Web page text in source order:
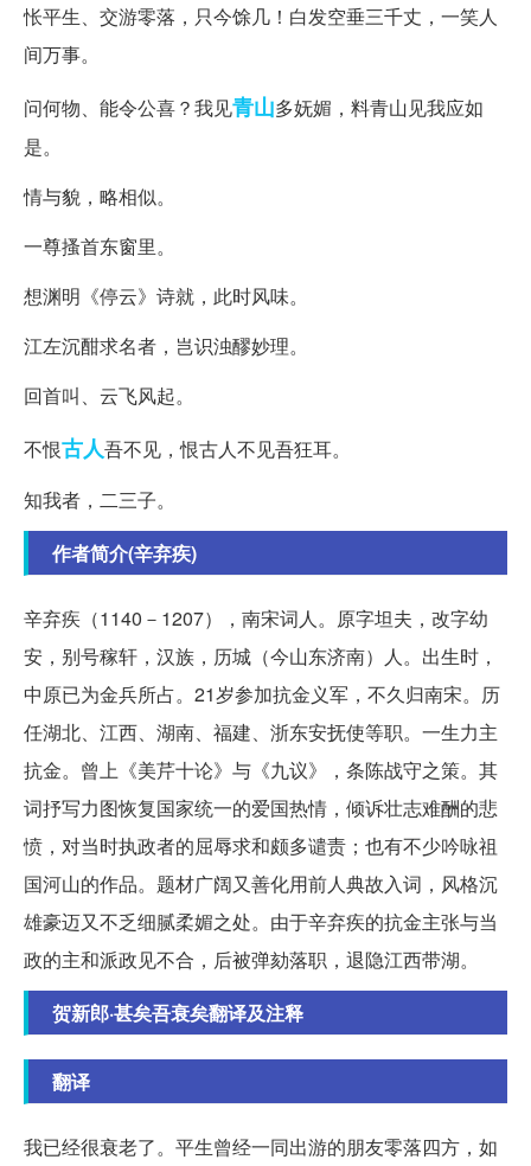
怅平生、交游零落，只今馀几！白发空垂三千丈，一笑人
间万事。
问何物、能令公喜？我见青山多妩媚，料青山见我应如
是。
情与貌，略相似。
一尊搔首东窗里。
想渊明《停云》诗就，此时风味。
江左沉酣求名者，岂识浊醪妙理。
回首叫、云飞风起。
不恨古人吾不见，恨古人不见吾狂耳。
知我者，二三子。
作者简介(辛弃疾)
辛弃疾（1140－1207），南宋词人。原字坦夫，改字幼
安，别号稼轩，汉族，历城（今山东济南）人。出生时，
中原已为金兵所占。21岁参加抗金义军，不久归南宋。历
任湖北、江西、湖南、福建、浙东安抚使等职。一生力主
抗金。曾上《美芹十论》与《九议》，条陈战守之策。其
词抒写力图恢复国家统一的爱国热情，倾诉壮志难酬的悲
愤，对当时执政者的屈辱求和颇多谴责；也有不少吟咏祖
国河山的作品。题材广阔又善化用前人典故入词，风格沉
雄豪迈又不乏细腻柔媚之处。由于辛弃疾的抗金主张与当
政的主和派政见不合，后被弹劾落职，退隐江西带湖。
贺新郎·甚矣吾衰矣翻译及注释
翻译
我已经很衰老了。平生曾经一同出游的朋友零落四方，如